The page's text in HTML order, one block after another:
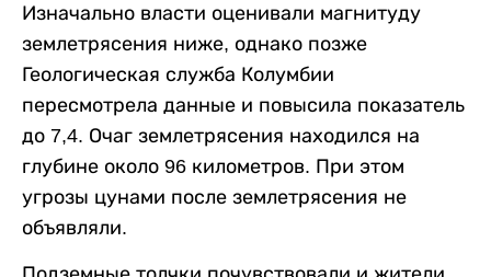
Изначально власти оценивали магнитуду
землетрясения ниже, однако позже
Геологическая служба Колумбии
пересмотрела данные и повысила показатель
до 7,4. Очаг землетрясения находился на
глубине около 96 километров. При этом
угрозы цунами после землетрясения не
объявляли.